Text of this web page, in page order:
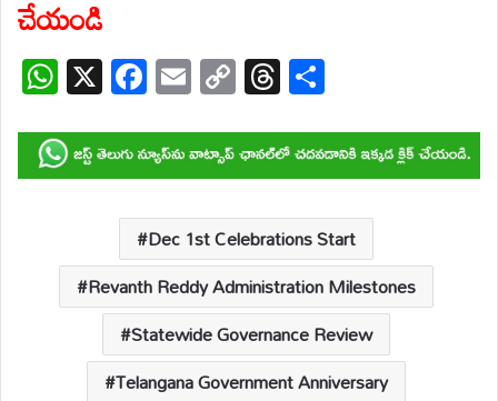
చేయండి
W
h
at
s
p
p
X F
ac
e
b
o
o
k
E
m
ail
C
o
p
y
Li
n
k
T
hr
e
a
d
s
ar
e
Dec 1st Celebrations Start
Revanth Reddy Administration Milestones
Statewide Governance Review
Telangana Government Anniversary